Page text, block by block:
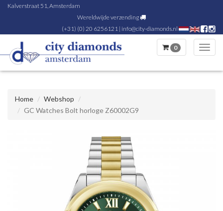
Kalverstraat 51, Amsterdam
Wereldwijde verzending
(+31) (0) 20 6256121 | info@city-diamonds.nl
0
Home
Webshop
GC Watches Bolt horloge Z60002G9